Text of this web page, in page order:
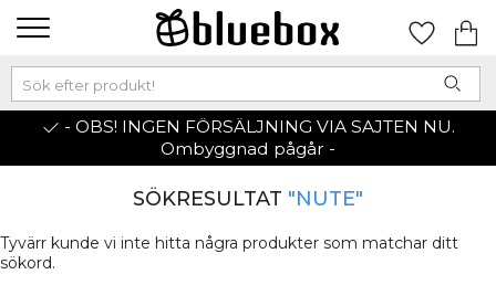
- OBS! INGEN FÖRSÄLJNING VIA SAJTEN NU.
Ombyggnad pågår -
SÖKRESULTAT "NUTE"
Tyvärr kunde vi inte hitta några produkter som matchar ditt
sökord.